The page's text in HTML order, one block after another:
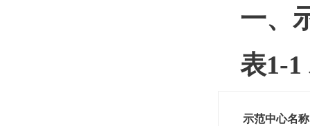
一、
表1-
示范中心名称